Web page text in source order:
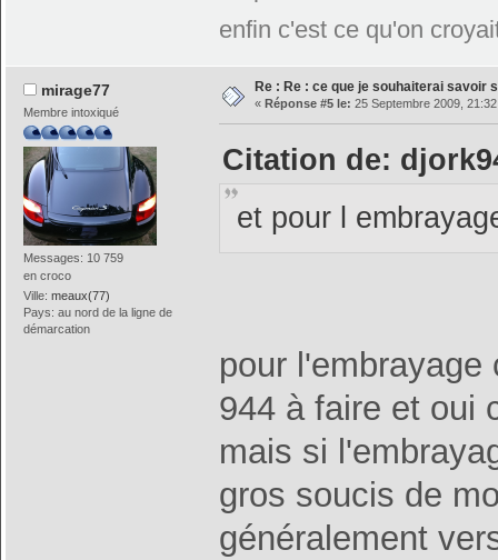
enfin c'est ce qu'on
mirage77
Membre intoxiqué
Messages: 10 759
en croco
Ville:meaux(77)
Pays: au nord de la ligne de
démarcation
Re : Re : ce que je souhaiterai savoir
« Réponse #5 le: 25 Septembre 2009,
Citation de:
et pour l
pour
944 à faire et oui
mais si
gros soucis de
généralement